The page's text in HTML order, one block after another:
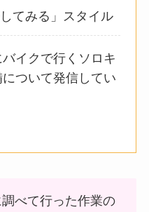
てみる」スタイル
イクで行くソロキ
ついて発信してい
べて行った作業の